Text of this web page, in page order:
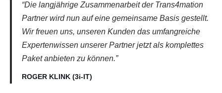
“Die langjährige Zusammenarbeit der Trans4mation
Partner wird nun auf eine gemeinsame Basis gestellt.
Wir freuen uns, unseren Kunden das umfangreiche
Expertenwissen unserer Partner jetzt als komplettes
Paket anbieten zu können.”
ROGER KLINK (3i-IT)